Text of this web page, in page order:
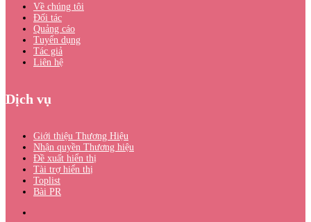
Về chúng tôi
Đối tác
Quảng cáo
Tuyển dụng
Tác giả
Liên hệ
Dịch vụ
Giới thiệu Thương Hiệu
Nhận quyền Thương hiệu
Đề xuất hiển thị
Tài trợ hiển thị
Toplist
Bài PR